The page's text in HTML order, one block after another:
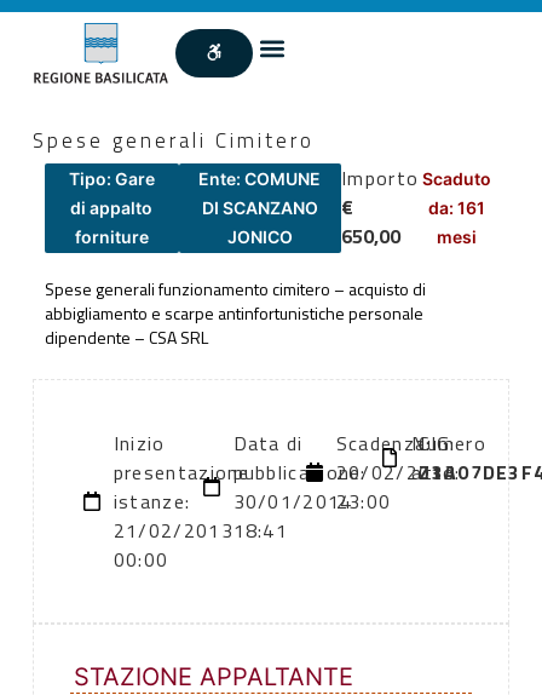
Spese generali Cimitero
Tipo: Gare
di appalto
forniture
Ente: COMUNE
DI SCANZANO
JONICO
Importo
€
650,00
Scaduto
da: 161
mesi
Spese generali funzionamento cimitero – acquisto di
abbigliamento e scarpe antinfortunistiche personale
dipendente – CSA SRL
Inizio
presentazione
istanze:
21/02/2013
00:00
Data di
pubblicazione:
30/01/2014
18:41
Scadenza:
20/02/2013
23:00
Numero
atto:
CIG:
STAZIONE APPALTANTE